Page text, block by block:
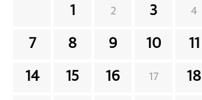
1 2 3 4
7 8 9 10 11
14 15 16 17 18